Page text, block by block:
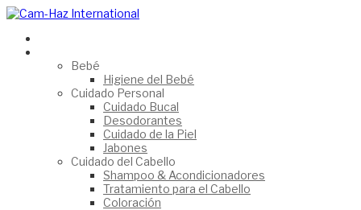
Bebé
Higiene del Bebé
Cuidado Personal
Cuidado Bucal
Desodorantes
Cuidado de la Piel
Jabones
Cuidado del Cabello
Shampoo & Acondicionadores
Tratamiento para el Cabello
Coloración